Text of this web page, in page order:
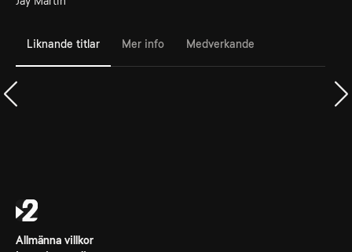
Liknande titlar Mer info Medverkande
Allmänna villkor